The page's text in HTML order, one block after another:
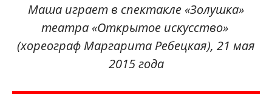
Маша играет в спектакле «Золушка»
театра «Открытое искусство»
(хореограф Маргарита Ребецкая), 21 мая
2015 года